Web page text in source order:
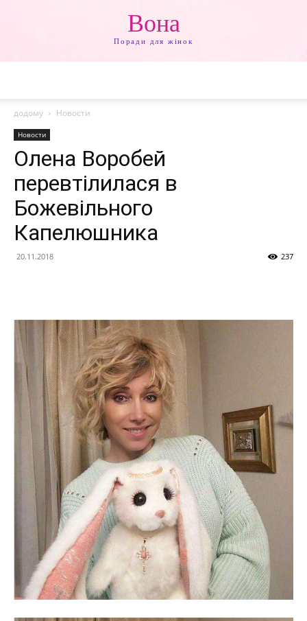
Вона
Поради для жінок
додому Новости
Новости
Олена Воробей
перевтілилася в
Божевільного
Капелюшника
20.11.2018 237